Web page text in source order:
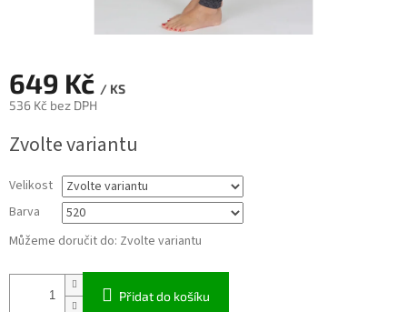
649 Kč / KS
536 Kč bez DPH
cena:
Zvolte variantu
Velikost
Barva
Můžeme doručit do: Zvolte variantu
Přidat do košíku